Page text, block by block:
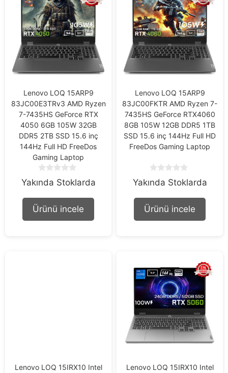
Lenovo LOQ 15ARP9
83JC00E3TRv3 AMD Ryzen
7-7435HS GeForce RTX
4050 6GB 105W 32GB
DDR5 2TB SSD 15.6 inç
144Hz Full HD FreeDos
Gaming Laptop
o
o
f
Yakında Stoklarda
Ürünü incele
Lenovo LOQ 15ARP9
83JC00FKTR AMD Ryzen 7-
7435HS GeForce RTX4060
8GB 105W 12GB DDR5 1TB
SSD 15.6 inç 144Hz Full HD
FreeDos Gaming Laptop
o
o
f
Yakında Stoklarda
Ürünü incele
Lenovo LOQ 15IRX10 Intel
Lenovo LOQ 15IRX10 Intel